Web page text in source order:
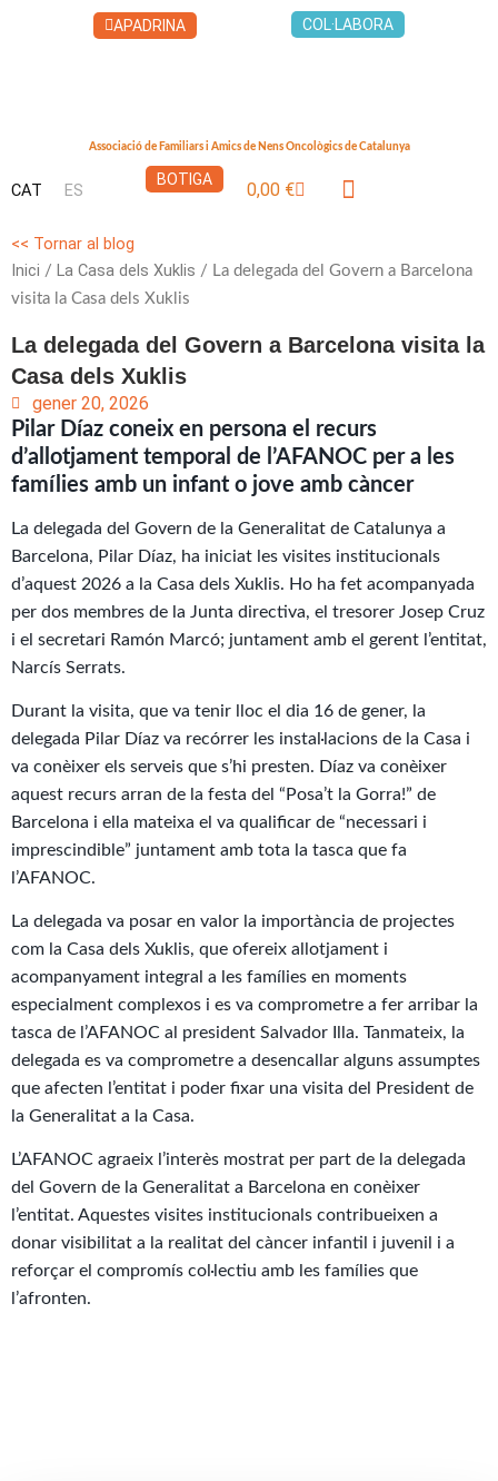
APADRINA COL·LABORA
Associació de Familiars i Amics de Nens Oncològics de Catalunya
CAT ES
BOTIGA 0,00 €Cistella
<< Tornar al blog
Inici / La Casa dels Xuklis / La delegada del Govern a Barcelona
visita la Casa dels Xuklis
La delegada del Govern a Barcelona visita la
Casa dels Xuklis
gener 20, 2026
Pilar Díaz coneix en persona el recurs
d’allotjament temporal de l’AFANOC per a les
famílies amb un infant o jove amb càncer
La delegada del Govern de la Generalitat de Catalunya a
Barcelona, Pilar Díaz, ha iniciat les visites institucionals
d’aquest 2026 a la Casa dels Xuklis. Ho ha fet acompanyada
per dos membres de la Junta directiva, el tresorer Josep Cruz
i el secretari Ramón Marcó; juntament amb el gerent l’entitat,
Narcís Serrats.
Durant la visita, que va tenir lloc el dia 16 de gener, la
delegada Pilar Díaz va recórrer les instal·lacions de la Casa i
va conèixer els serveis que s’hi presten. Díaz va conèixer
aquest recurs arran de la festa del “Posa’t la Gorra!” de
Barcelona i ella mateixa el va qualificar de “necessari i
imprescindible” juntament amb tota la tasca que fa
l’AFANOC.
La delegada va posar en valor la importància de projectes
com la Casa dels Xuklis, que ofereix allotjament i
acompanyament integral a les famílies en moments
especialment complexos i es va comprometre a fer arribar la
tasca de l’AFANOC al president Salvador Illa. Tanmateix, la
delegada es va comprometre a desencallar alguns assumptes
que afecten l’entitat i poder fixar una visita del President de
la Generalitat a la Casa.
L’AFANOC agraeix l’interès mostrat per part de la delegada
del Govern de la Generalitat a Barcelona en conèixer
l’entitat. Aquestes visites institucionals contribueixen a
donar visibilitat a la realitat del càncer infantil i juvenil i a
reforçar el compromís col·lectiu amb les famílies que
l’afronten.